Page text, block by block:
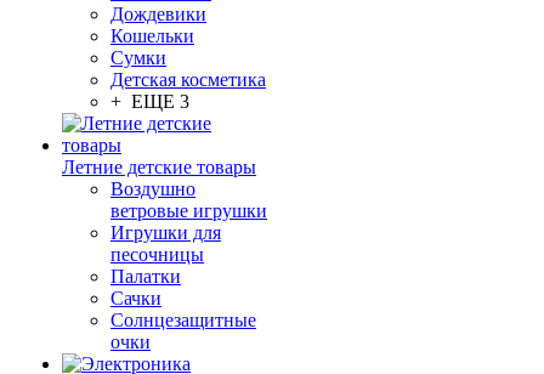
Дождевики
Кошельки
Сумки
Детская косметика
+ ЕЩЕ 3
Летние детские товары
Воздушно
ветровые игрушки
Игрушки для
песочницы
Палатки
Сачки
Солнцезащитные
очки